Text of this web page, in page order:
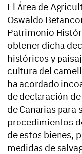
El Área de
Oswaldo
Patrimonio
obtener dicha
históricos y
cultura del
ha acordado
de declaración
de Canarias para
procedimientos
de estos bienes,
medidas de